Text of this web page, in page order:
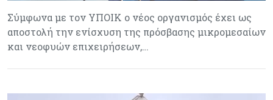
Σύμφωνα με τον ΥΠΟΙΚ ο νέος οργανισμός έχει ως
αποστολή την ενίσχυση της πρόσβασης μικρομεσαίων
και νεοφυών επιχειρήσεων,…